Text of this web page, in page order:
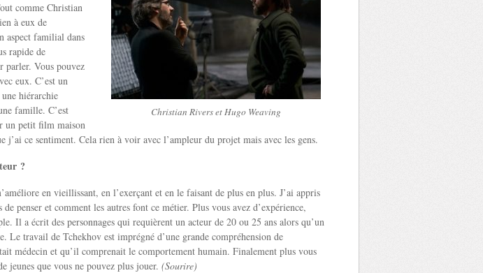
Christian Rivers et Hugo Weaving
comme Christian
à eux de
aspect familial dans
rapide de
parler. Vous pouvez
eux. C’est un
hiérarchie
famille. C’est
un petit film maison
j’ai ce sentiment. Cela rien à voir avec l’ampleur du projet mais avec les gens.
?
en vieillissant, en l’exerçant et en le faisant de plus en plus. J’ai appris
penser et comment les autres font ce métier. Plus vous avez d’expérience,
Il a écrit des personnages qui requièrent un acteur de 20 ou 25 ans alors qu’un
Le travail de Tchekhov est imprégné d’une grande compréhension de
médecin et qu’il comprenait le comportement humain. Finalement plus vous
jeunes que vous ne pouvez plus jouer. (Sourire)